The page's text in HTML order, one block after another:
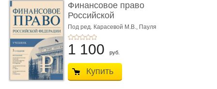
Финансовое право
Российской
Федерации. 5-е изд�
...
Под ред. Карасевой М.В., Пауля
А.Г., Красюкова А.В.
1 100 руб.
Купить